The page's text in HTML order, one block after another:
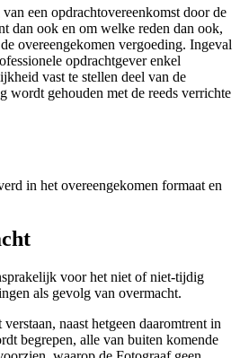
een opdrachtovereenkomst door de
dan ook en om welke reden dan ook,
overeengekomen vergoeding. Ingeval
opdrachtgever enkel
vast te stellen deel van de
wordt gehouden met de reeds verrichte
in het overeengekomen formaat en
voor het niet of niet-tijdig
als gevolg van overmacht.
naast hetgeen daaromtrent in
begrepen, alle van buiten komende